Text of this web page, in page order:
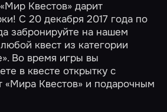
Квестов» дарит
С 20 декабря 2017 года по
забронируйте на нашем
квест из категории
. Во время игры вы
в квесте открытку с
«Мира Квестов» и подарочным